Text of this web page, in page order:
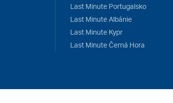
Last Minute Portugalsko
Last Minute Albánie
Last Minute Kypr
Last Minute Černá Hora